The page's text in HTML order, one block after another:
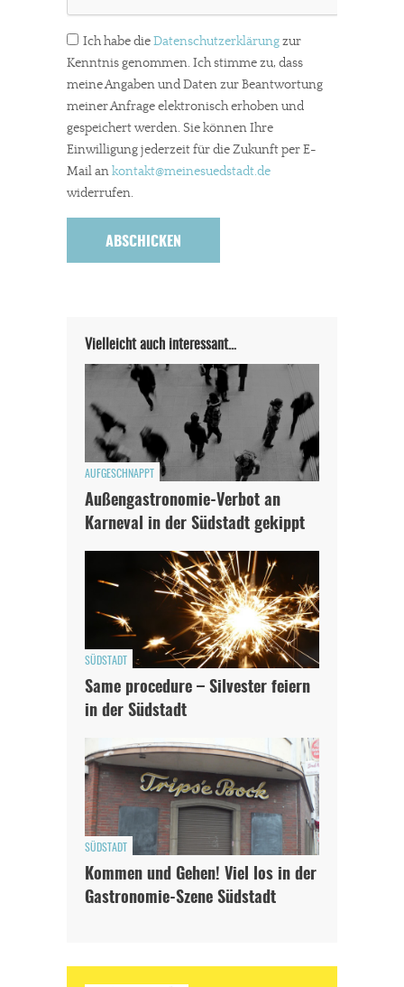
Ich habe dieDatenschutzerklärungzur
Kenntnis genommen. Ich stimme zu, dass
meine Angaben und Daten zur Beantwortung
meiner Anfrage elektronisch erhoben und
gespeichert werden. Sie können Ihre
Einwilligung jederzeit für die Zukunft per E-
Mail ankontakt@meinesuedstadt.de
widerrufen.
Vielleicht auch interessant…
AUFGESCHNAPPT
Außengastronomie-Verbot an
Karneval in der Südstadt gekippt
SÜDSTADT
Same procedure – Silvester feiern
in der Südstadt
SÜDSTADT
Kommen und Gehen! Viel los in der
Gastronomie-Szene Südstadt